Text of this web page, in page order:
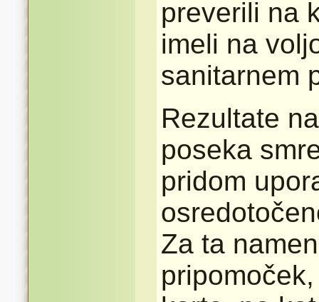
preverili na
imeli na
sanitarnem
Rezultate
poseka
pridom
Za ta